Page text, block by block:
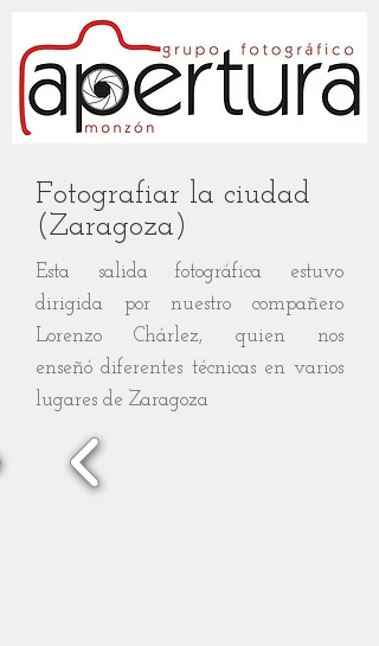
Fotografiar la ciudad
(Zaragoza)
Esta salida fotográfica estuvo
dirigida por nuestro compañero
Lorenzo Chárlez, quien nos
enseñó diferentes técnicas en varios
lugares de Zaragoza